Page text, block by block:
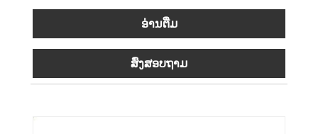
ອ່ານ​ຕື່ມ
ສົ່ງສອບຖາມ